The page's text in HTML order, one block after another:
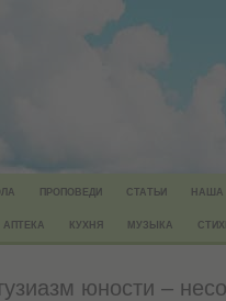
ПРОПОВЕДИ СТАТЬИ НАША
АПТЕКА КУХНЯ МУЗЫКА
юности –